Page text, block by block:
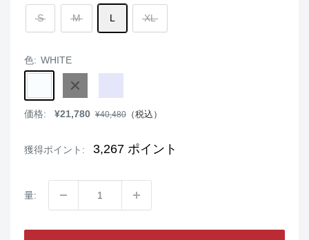
S M L XL
色: WHITE
BLACK
価格:
販
¥21,780 通
¥40,480 （税込）
獲得ポイント: 3,267 ポイント
量: